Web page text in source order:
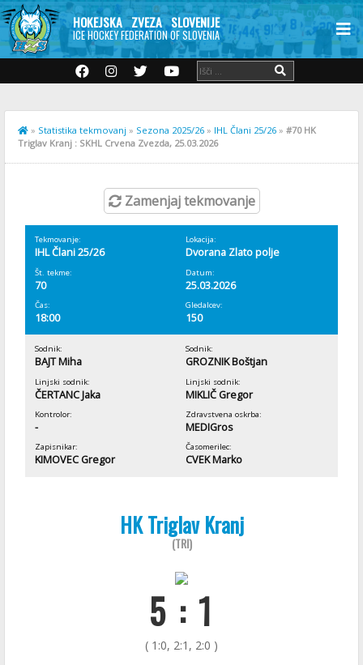
HOKEJSKA ZVEZA SLOVENIJE
ICE HOCKEY FEDERATION OF SLOVENIA
» Statistika tekmovanj » Sezona 2025/26 » IHL Člani 25/26 » #70 HK
Triglav Kranj : SKHL Crvena Zvezda, 25.03.2026
Zamenjaj tekmovanje
Tekmovanje:
IHL Člani 25/26
Lokacija:
Dvorana Zlato polje
Št. tekme:
70
Datum:
25.03.2026
Čas:
18:00
Gledalcev:
150
Sodnik:
BAJT Miha
Sodnik:
GROZNIK Boštjan
Linjski sodnik:
ČERTANC Jaka
Linjski sodnik:
MIKLIČ Gregor
Kontrolor:
-
Zdravstvena oskrba:
MEDIGros
Zapisnikar:
KIMOVEC Gregor
Časomerilec:
CVEK Marko
HK Triglav Kranj
(TRI)
5 : 1
( 1:0, 2:1, 2:0 )